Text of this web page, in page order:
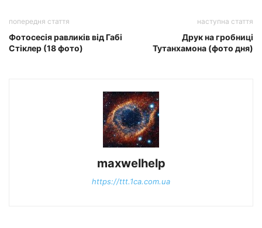
попередня стаття
Фотосесія равликів від Габі
Стіклер (18 фото)
наступна стаття
Друк на гробниці
Тутанхамона (фото дня)
maxwelhelp
https://ttt.1ca.com.ua